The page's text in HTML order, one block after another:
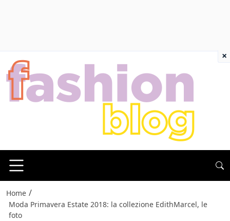
Home /
Moda Primavera Estate 2018: la collezione EdithMarcel, le
foto
×